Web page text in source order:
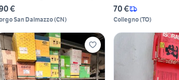
€
San Dalmazzo(CN)
70 €
Collegno(TO)